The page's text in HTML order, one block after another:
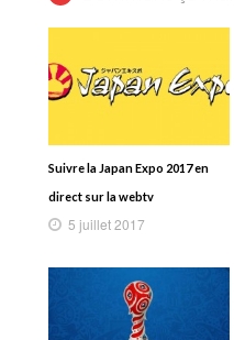
Suivre la Japan Expo 2017 en
direct sur la webtv
5 juillet 2017